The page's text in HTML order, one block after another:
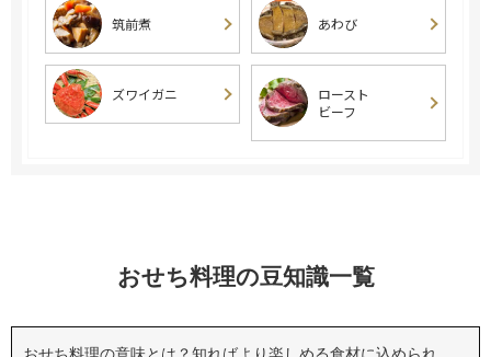
筑前煮 あわび
ズワイガニ
ロースト
ビーフ
おせち料理の豆知識一覧
おせち料理の意味とは？知ればより楽しめる食材に込められ